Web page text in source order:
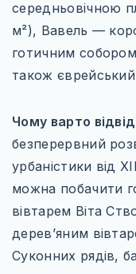
ТРАНСПОРТ
ПРОЖИВАННЯ
СОФТ ДЛЯ
КАРТИ
середньовічною
м²), Вавель —
готичним
також
Чому варто
безперервний
урбаністики від
можна побачити
вівтарем Віта
дерев’яним
Суконних рядів,